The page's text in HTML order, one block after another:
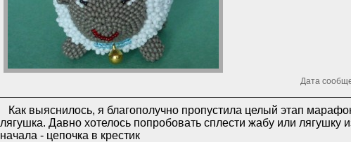
Дата
Как выяснилось, я благополучно пропустила целый этап
лягушка. Давно хотелось попробовать сплести жабу или лягушку
начала - цепочка в крестик